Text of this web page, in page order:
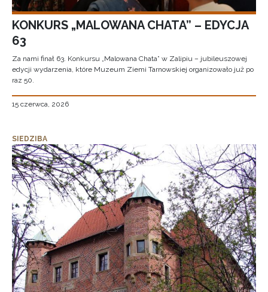
KONKURS „MALOWANA CHATA” – EDYCJA
63
Za nami finał 63. Konkursu „Malowana Chata” w Zalipiu – jubileuszowej
edycji wydarzenia, które Muzeum Ziemi Tarnowskiej organizowało już po
raz 50.
15 czerwca, 2026
SIEDZIBA